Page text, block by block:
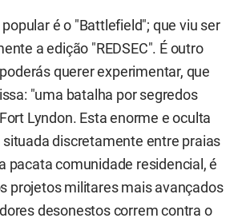
é o "Battlefield"; que viu ser
a edição "REDSEC". É outro
querer experimentar, que
"uma batalha por segredos
Lyndon. Esta enorme e oculta
discretamente entre praias
pacata comunidade residencial, é
projetos militares mais avançados
desonestos correm contra o